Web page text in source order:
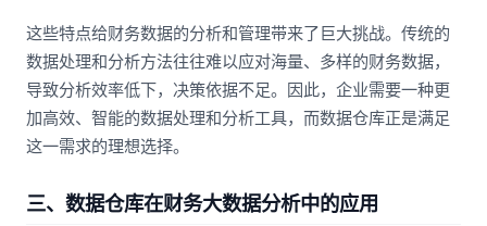
这些特点给财务数据的分析和管理带来了巨大挑战。传统的
数据处理和分析方法往往难以应对海量、多样的财务数据，
导致分析效率低下，决策依据不足。因此，企业需要一种更
加高效、智能的数据处理和分析工具，而数据仓库正是满足
这一需求的理想选择。
三、数据仓库在财务大数据分析中的应用